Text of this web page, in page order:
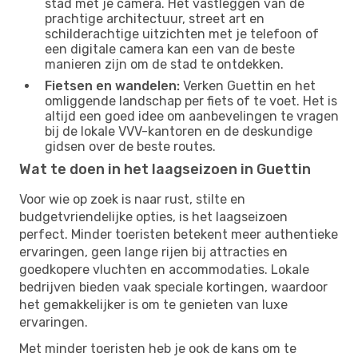
stad met je camera. Het vastleggen van de
prachtige architectuur, street art en
schilderachtige uitzichten met je telefoon of
een digitale camera kan een van de beste
manieren zijn om de stad te ontdekken.
Fietsen en wandelen: Verken Guettin en het
omliggende landschap per fiets of te voet. Het is
altijd een goed idee om aanbevelingen te vragen
bij de lokale VVV-kantoren en de deskundige
gidsen over de beste routes.
Wat te doen in het laagseizoen in Guettin
Voor wie op zoek is naar rust, stilte en
budgetvriendelijke opties, is het laagseizoen
perfect. Minder toeristen betekent meer authentieke
ervaringen, geen lange rijen bij attracties en
goedkopere vluchten en accommodaties. Lokale
bedrijven bieden vaak speciale kortingen, waardoor
het gemakkelijker is om te genieten van luxe
ervaringen.
Met minder toeristen heb je ook de kans om te